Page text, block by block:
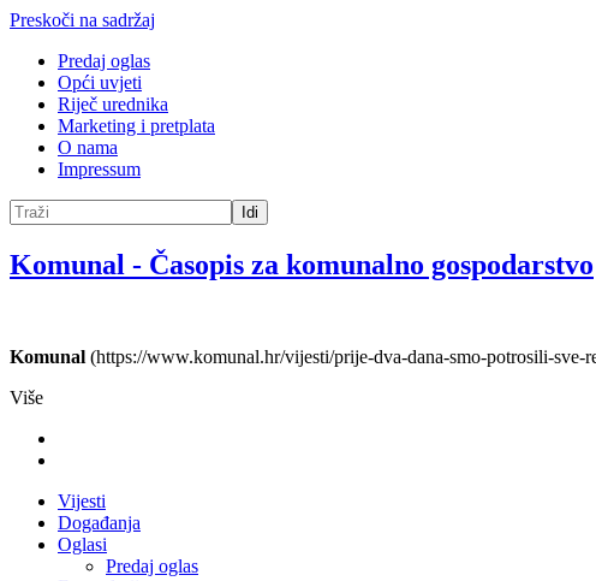
Preskoči na sadržaj
Predaj oglas
Opći uvjeti
Riječ urednika
Marketing i pretplata
O nama
Impressum
Idi
Komunal - Časopis za komunalno gospodarstvo
Komunal (https://www.komunal.hr/vijesti/prije-dva-dana-smo-potrosili-sve-
Više
Vijesti
Događanja
Oglasi
Predaj oglas